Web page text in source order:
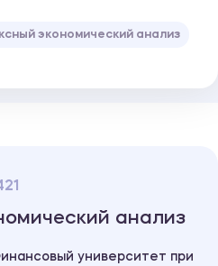
экономический анализ
анализ
университет при